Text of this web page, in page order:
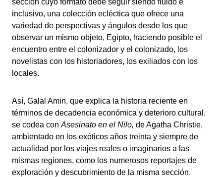
inclusivo, una colección ecléctica que ofrece una
variedad de perspectivas y ángulos desde los que
observar un mismo objeto, Egipto, haciendo posible el
encuentro entre el colonizador y el colonizado, los
novelistas con los historiadores, los exiliados con los
locales.
Así, Galal Amin, que explica la historia reciente en
términos de decadencia económica y deterioro cultural,
se codea con Asesinato en el Nilo, de Agatha Christie,
ambientado en los exóticos años treinta y siempre de
actualidad por los viajes reales o imaginarios a las
mismas regiones, como los numerosos reportajes de
exploración y descubrimiento de la misma sección.